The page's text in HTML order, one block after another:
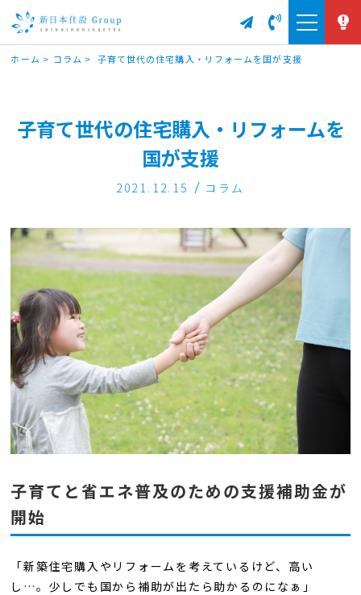
ホーム > コラム > 子育て世代の住宅購入・リフォームを国が支援
子育て世代の住宅購入・リフォームを
国が支援
2021.12.15 コラム
子育てと省エネ普及のための支援補助金が
開始
「新築住宅購入やリフォームを考えているけど、高い
し…。少しでも国から補助が出たら助かるのになぁ」